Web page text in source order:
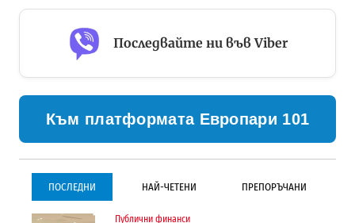
Последвайте ни във Viber
Към платформата Европари 101
ПОСЛЕДНИ НАЙ-ЧЕТЕНИ ПРЕПОРЪЧАНИ
Публични финанси
Градоустройство
Инфраструктура